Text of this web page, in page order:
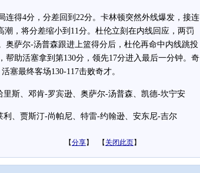
得4分，分差回到22分。卡林顿突然外线爆发，接连
，将分差缩小到11分。杜伦立刻在内线回应，两罚
奥萨尔-汤普森跟进上篮得分后，杜伦再命中内线跳投
助活塞拿到第130分，领先17分进入最后一分钟。奇
塞最终客场130-117击败奇才。
斯、邓肯-罗宾逊、奥萨尔-汤普森、凯德-坎宁安
、贾斯汀-尚帕尼、特雷-约翰逊、安东尼-吉尔
【分享】 【 关闭此页】